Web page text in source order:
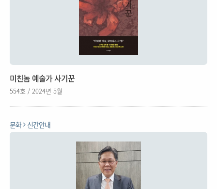
미친놈 예술가 사기꾼
554호 / 2024년 5월
문화 신간안내